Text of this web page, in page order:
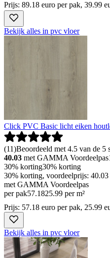
Prijs: 89.18 euro per pak, 39.99
Bekijk alles in pvc vloer
Click PVC Basic licht eiken
(11)Beoordeeld met 4.5 van de 5
40.03 met GAMMA Voordeelpas
30% korting30% korting
30% korting, voordeelprijs:
met GAMMA Voordeelpas
per pak57.1825.99 per m²
Prijs: 57.18 euro per pak, 25.99
Bekijk alles in pvc vloer